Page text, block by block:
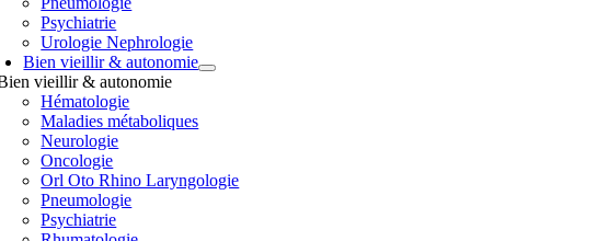
Psychiatrie
Urologie Nephrologie
Bien vieillir & autonomie
vieillir & autonomie
Hématologie
Maladies métaboliques
Neurologie
Oncologie
Orl Oto Rhino Laryngologie
Pneumologie
Psychiatrie